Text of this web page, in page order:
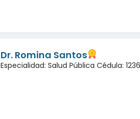
Dr. Romina Santos
Especialidad: Salud Pública Cédula: